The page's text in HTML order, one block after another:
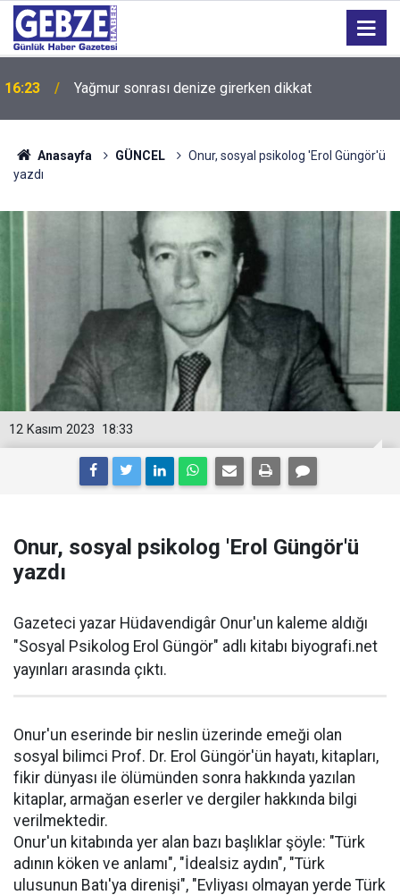
16:23 Yağmur sonrası denize girerken dikkat
Anasayfa GÜNCEL
Onur, sosyal psikolog 'Erol Güngör'ü
yazdı
18:33
12 Kasım 2023
Onur, sosyal psikolog 'Erol Güngör'ü
yazdı
Gazeteci yazar Hüdavendigâr Onur'un kaleme aldığı
"Sosyal Psikolog Erol Güngör" adlı kitabı biyografi.net
yayınları arasında çıktı.
Onur'un eserinde bir neslin üzerinde emeği olan
sosyal bilimci Prof. Dr. Erol Güngör'ün hayatı, kitapları,
fikir dünyası ile ölümünden sonra hakkında yazılan
kitaplar, armağan eserler ve dergiler hakkında bilgi
verilmektedir.
Onur'un kitabında yer alan bazı başlıklar şöyle: "Türk
adının köken ve anlamı", "İdealsiz aydın", "Türk
ulusunun Batı'ya direnişi", "Evliyası olmayan yerde Türk